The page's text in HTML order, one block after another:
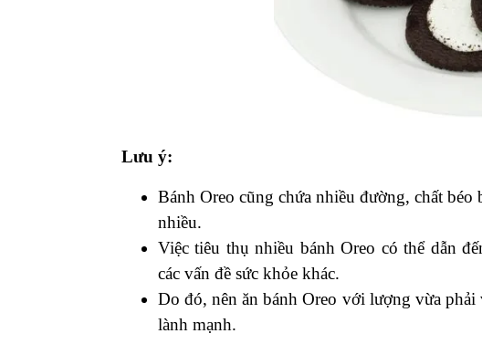
Lưu ý:
Bánh Oreo cũng chứa nhiều đường, chất
nhiều.
Việc tiêu thụ nhiều bánh Oreo có thể dẫn
các vấn đề sức khỏe khác.
Do đó, nên ăn bánh Oreo với lượng vừa
lành mạnh.